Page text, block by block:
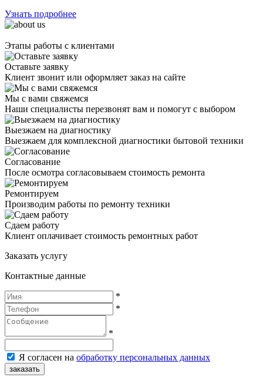
Узнать подробнее
Этапы работы с клиентами
Оставьте заявку
Клиент звонит или оформляет заказ на сайте
Мы с вами свяжемся
Наши специалисты перезвонят вам и помогут с выбором
Выезжаем на диагностику
Выезжаем для комплексной диагностики бытовой техники
Согласование
После осмотра согласовываем стоимость ремонта
Ремонтируем
Производим работы по ремонту техники
Сдаем работу
Клиент оплачивает стоимость ремонтных работ
Заказать услугу
Контактные данные
*
*
*
Я согласен на обработку персональных данных
заказать